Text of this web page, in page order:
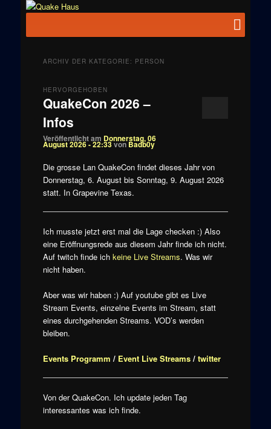
News zu
ARCHIV DER KATEGORIE: PERSON
QuakeCon 2026 –
Infos
HERVORGEHOBEN
Veröffentlicht am Donnerstag, 06
August 2026 - 22:33vonBadb0y
Die grosse Lan QuakeCon findet dieses Jahr von
Donnerstag, 6. August bis Sonntag, 9. August 2026
statt. In Grapevine Texas.
Ich musste jetzt erst mal die Lage checken :) Also
eine Eröffnungsrede aus diesem Jahr finde ich nicht.
Auf twitch finde ich keine Live Streams. Was wir
nicht haben.
Aber was wir haben :) Auf youtube gibt es Live
Stream Events, einzelne Events im Stream, statt
eines durchgehenden Streams. VOD’s werden
bleiben.
Events Programm / Event Live Streams/ twitter
Von der QuakeCon. Ich update jeden Tag
interessantes was ich finde.